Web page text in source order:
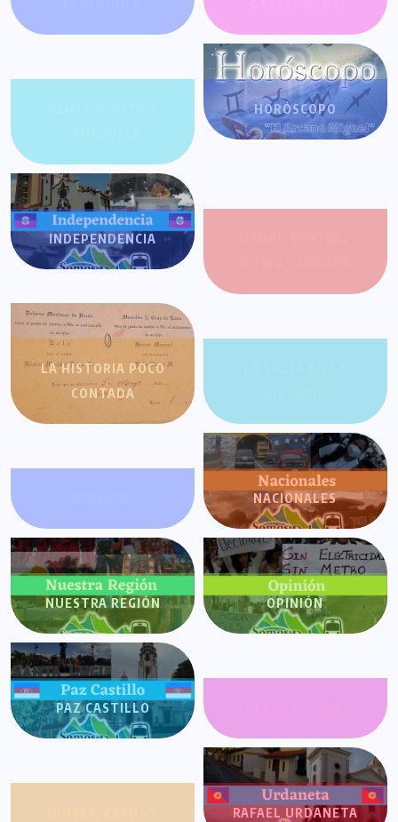
HORÓSCOPO
INDEPENDENCIA
LA HISTORIA POCO
CONTADA
NACIONALES
NUESTRA REGIÓN OPINIÓN
PAZ CASTILLO
RAFAEL URDANETA